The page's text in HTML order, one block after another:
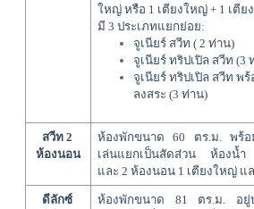
ใหญ่ หรือ 1 เตียงใหญ่ + 1 เตีย
มี 3 ประเภทแยกย่อย:
จูเนียร์ สวีท ( 2 ท่าน)
จูเนียร์ ทริปเปิล สวีท (3
จูเนียร์ ทริปเปิล สวีท พ
ลงสระ (3 ท่าน)
สวีท 2
ห้องนอน
ห้องพักขนาด 60 ตร.ม. พร้อ
เล่นแยกเป็นสัดส่วน ห้องน้ำ
และ 2 ห้องนอน 1 เตียงใหญ่ แ
ดีลักซ์
ห้องพักขนาด 81 ตร.ม. อยู่